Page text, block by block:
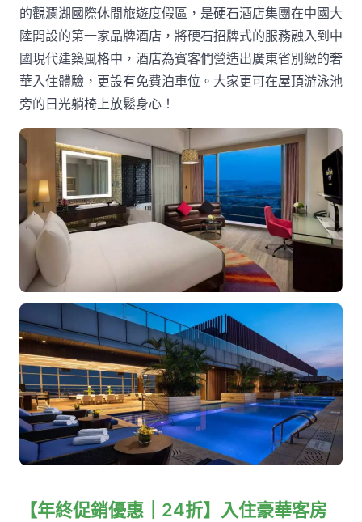
的觀瀾湖國際休閒旅遊度假區，是硬石酒店集團在中國大
陸開設的第一家品牌酒店，將硬石招牌式的服務融入到中
國現代建築風格中，酒店為賓客們營造出廣東省別緻的奢
華入住體驗，更設有免費泊車位。大家更可在屋頂游泳池
旁的日光躺椅上放鬆身心！
【年終促銷優惠｜24折】入住豪華客房